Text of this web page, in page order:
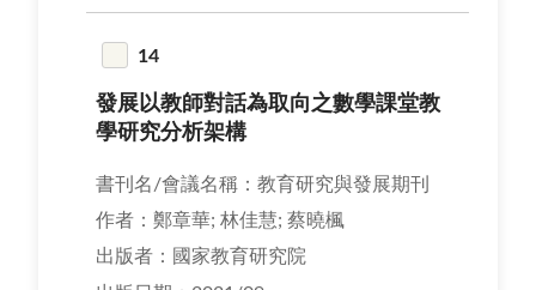
14
發展以教師對話為取向之數學課堂教
學研究分析架構
書刊名/會議名稱：教育研究與發展期刊
作者：鄭章華; 林佳慧; 蔡曉楓
出版者：國家教育研究院